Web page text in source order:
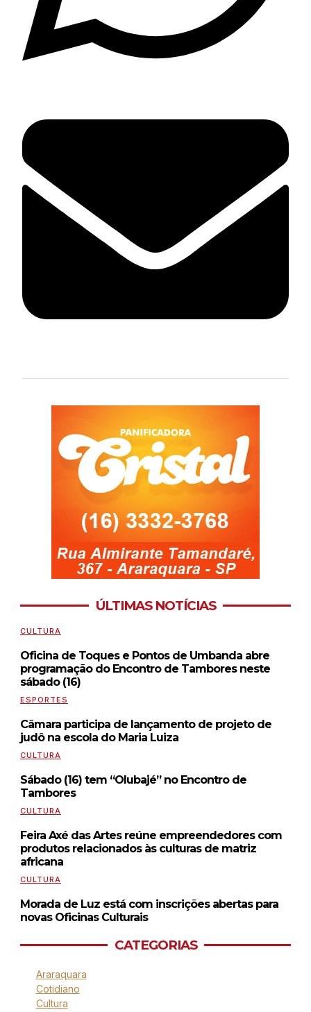
ÚLTIMAS NOTÍCIAS
CULTURA
Oficina de Toques e Pontos de Umbanda abre
programação do Encontro de Tambores neste
sábado (16)
ESPORTES
Câmara participa de lançamento de projeto de
judô na escola do Maria Luiza
CULTURA
Sábado (16) tem “Olubajé” no Encontro de
Tambores
CULTURA
Feira Axé das Artes reúne empreendedores com
produtos relacionados às culturas de matriz
africana
CULTURA
Morada de Luz está com inscrições abertas para
novas Oficinas Culturais
CATEGORIAS
Araraquara
Cotidiano
Cultura